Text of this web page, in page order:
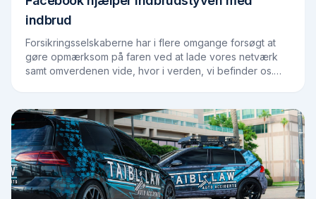
indbrud
Forsikringsselskaberne har i flere omgange forsøgt at
gøre opmærksom på faren ved at lade vores netværk
samt omverdenen vide, hvor i verden, vi befinder os.